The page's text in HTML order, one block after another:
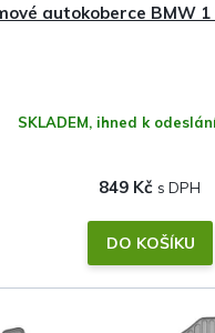
autokoberce BMW 1
SKLADEM, ihned k
849 Kč
DO KOŠÍKU